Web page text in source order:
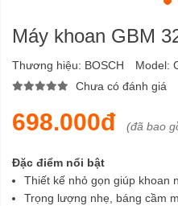
Máy khoan GBM
Thương hiệu: BOSCH Model:
Chưa có đánh giá
698.000đ (đã bao
Đặc điểm nổi bật
Thiết kế nhỏ gọn giúp khoan
Trọng lượng nhẹ, báng cầm